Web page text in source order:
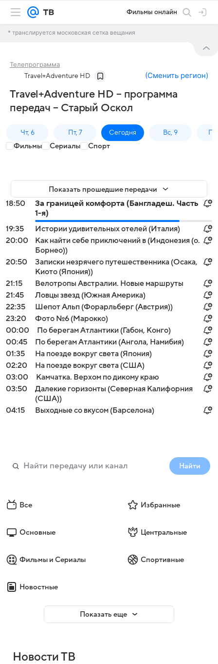
Фильмы онлайн
* транслируется московская сетка вещания
Телепрограмма
Travel+Adventure HD (Сменить регион)
Travel+Adventure HD – программа
передач – Старый Оскол
Чт, 6 Пт, 7 Сегодня Вс, 9
Фильмы Сериалы Спорт
Показать прошедшие передачи
18:50
За границей комфорта (Бангладеш. Часть
1-я)
19:35
Истории удивительных отелей (Италия)
20:00
Как найти себе приключений в (Индонезия (о.
Борнео))
20:50
Записки незрячего путешественника (Осака,
Киото (Япония))
21:15
Велотропы Австралии. Новые маршруты
21:45
Ловцы звезд (Южная Америка)
22:35
Шепот Альп (Форарльберг (Австрия))
23:20
Фото №6 (Марокко)
00:00
По берегам Атлантики (Габон, Конго)
00:45
По берегам Атлантики (Ангола, Намибия)
01:35
На поезде вокруг света (Япония)
02:20
На поезде вокруг света (США)
03:00
Камчатка. Верхом по дикому краю
03:50
Далекие горизонты (Северная Калифорния
(США))
04:15
Выходные со вкусом (Барселона)
Найти
Все Избранные
Основные Центральные
Фильмы и Сериалы Спортивные
Новостные
Показать еще
Новости ТВ